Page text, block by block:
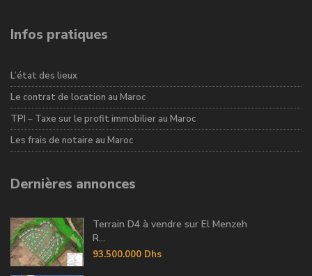
Infos pratiques
L’état des lieux
Le contrat de location au Maroc
TPI – Taxe sur le profit immobilier au Maroc
Les frais de notaire au Maroc
Dernières annonces
Terrain D4 à vendre sur El Menzeh
R...
93.500.000 Dhs